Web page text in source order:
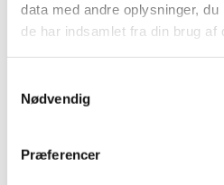
data med andre oplysninger,
de har indsamlet fra din brug af
Nødvendig
Præferencer